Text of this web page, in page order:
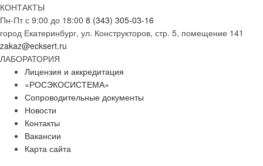
КОНТАКТЫ
Пн-Пт с 9:00 до 18:00 8 (343) 305-03-16
город Екатеринбург, ул. Конструкторов, стр. 5, помещение 141
zakaz@ecksert.ru
ЛАБОРАТОРИЯ
Лицензия и аккредитация
«РОСЭКОСИСТЕМА»
Сопроводительные документы
Новости
Контакты
Вакансии
Карта сайта